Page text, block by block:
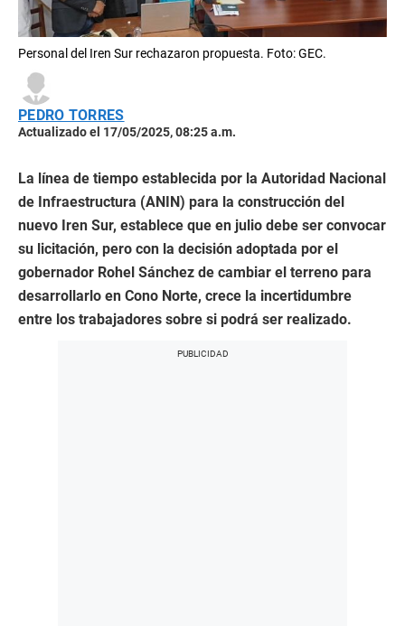
Personal del Iren Sur rechazaron propuesta. Foto: GEC.
PEDRO TORRES
Actualizado el 17/05/2025, 08:25 a.m.
La línea de tiempo establecida por la Autoridad Nacional
de Infraestructura (ANIN) para la construcción del
nuevo Iren Sur, establece que en julio debe ser convocar
su licitación, pero con la decisión adoptada por el
gobernador Rohel Sánchez de cambiar el terreno para
desarrollarlo en Cono Norte, crece la incertidumbre
entre los trabajadores sobre si podrá ser realizado.